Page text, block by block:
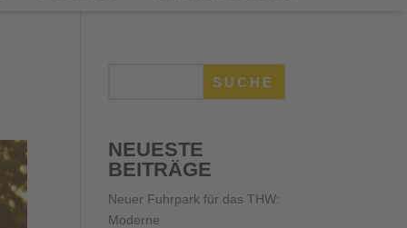
SUCHE
NEUESTE
BEITRÄGE
Neuer Fuhrpark für das THW:
Moderne